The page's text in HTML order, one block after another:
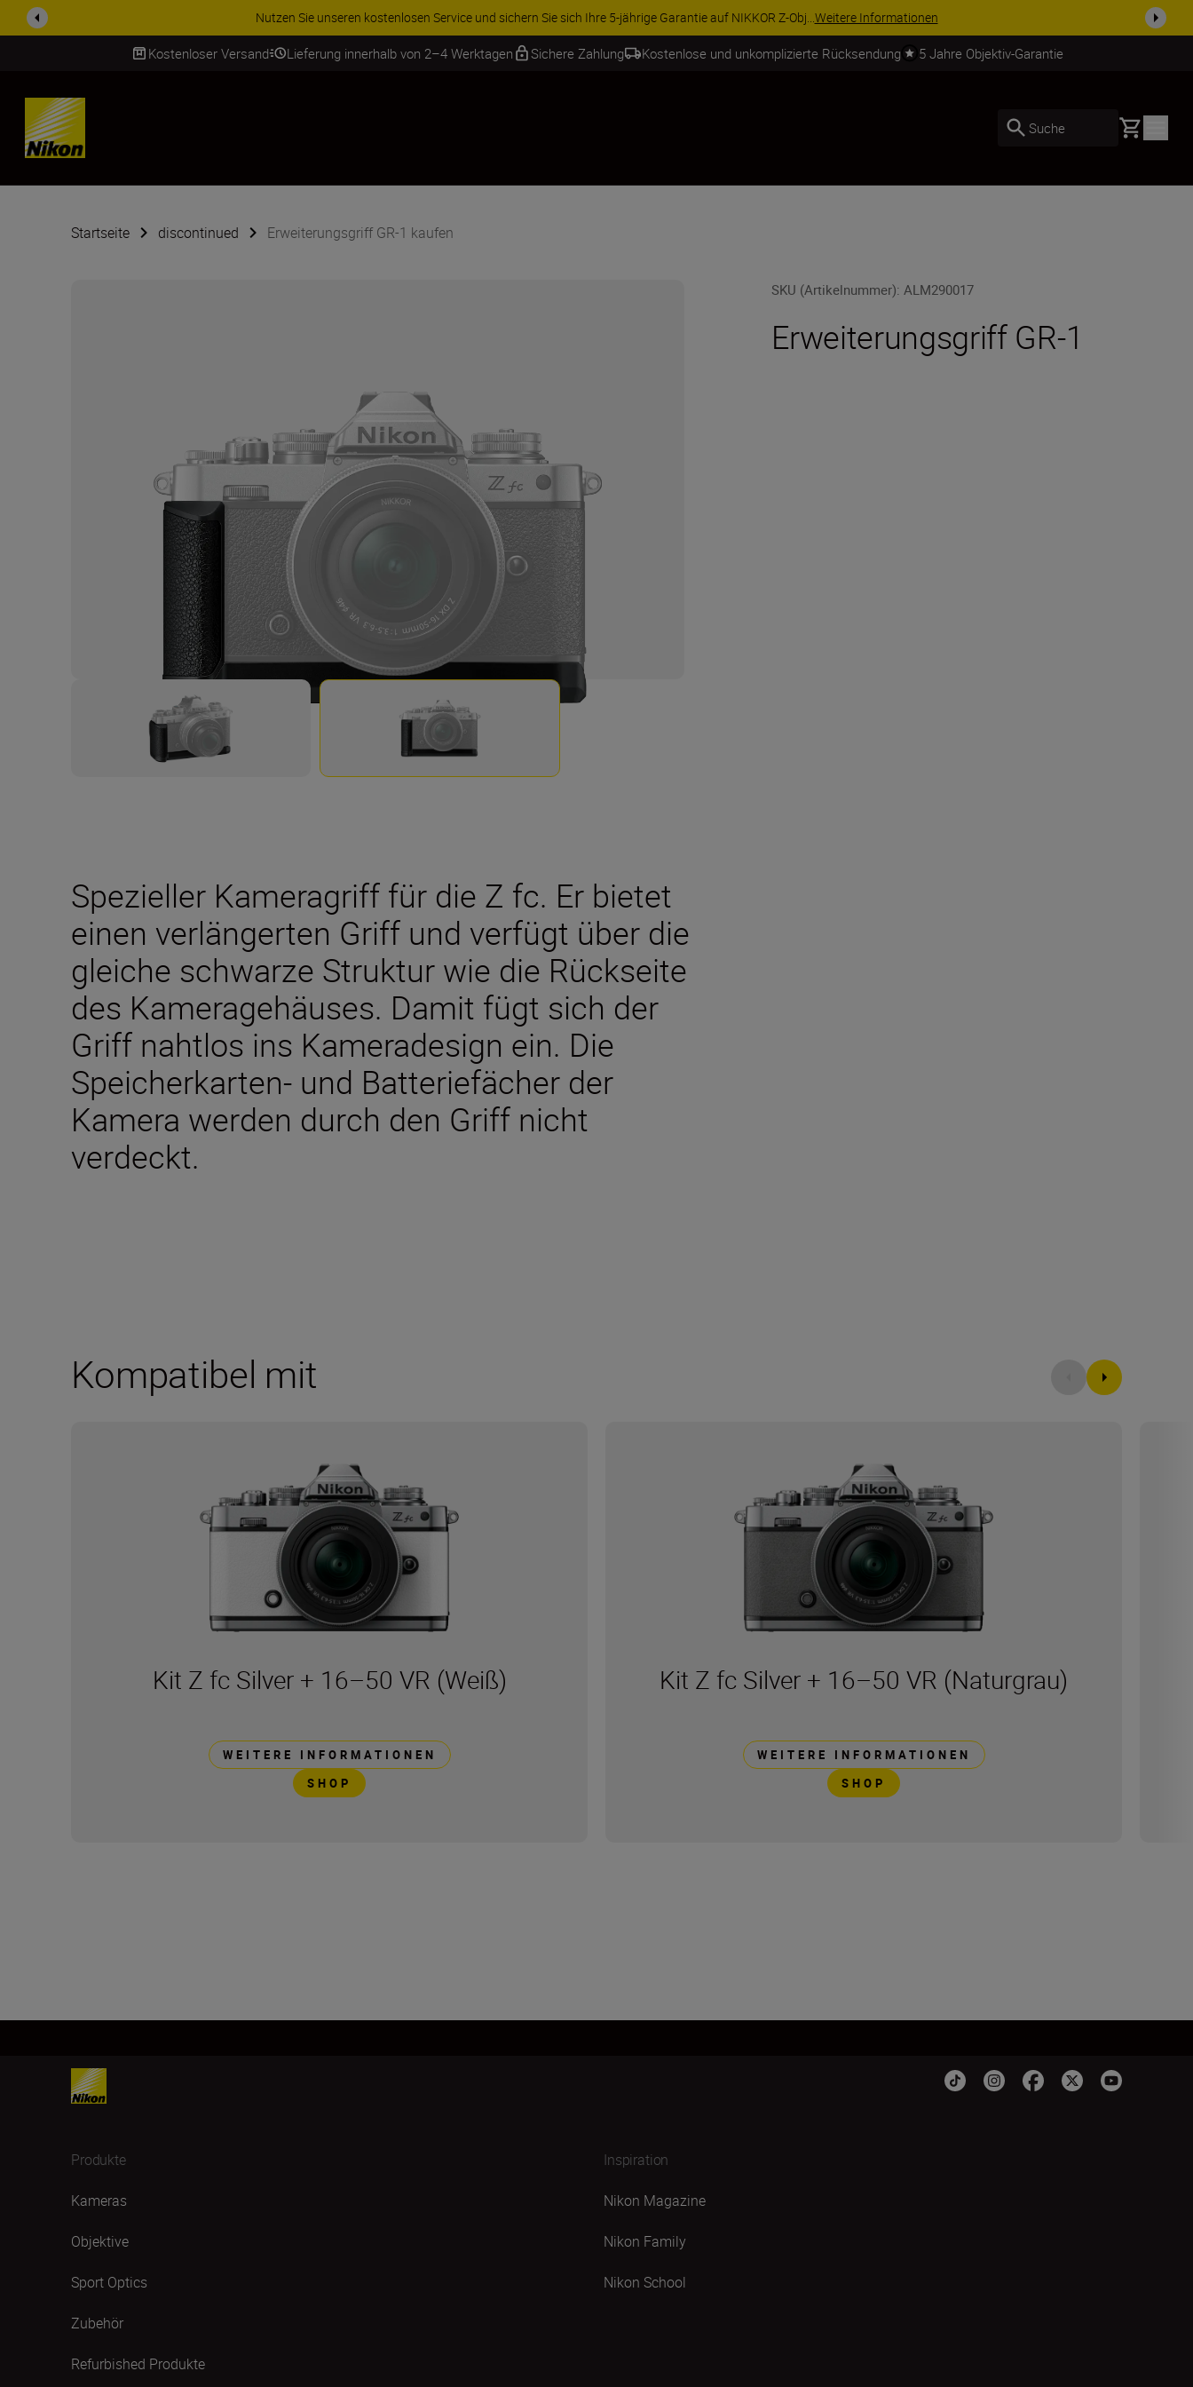
Service und sichern Sie sich Ihre 5-jährige Garantie auf NIKKOR Z-Obj...Weitere Informationen ZUBEHÖR IM ANGEBOT | Sparen Sie
Kostenloser Versand Lieferung innerhalb von 2–4 Werktagen Sichere Zahlung Kostenlose und unkomplizierte Rücksendung 5 Jahre Objektiv-Garantie
SKIP
Suche Basket
Startseite discontinued Erweiterungsgriff GR-1 kaufen
SKU (Artikelnummer):ALM290017
Erweiterungsgriff GR-1
Spezieller Kameragriff für die Z fc. Er bietet
einen verlängerten Griff und verfügt über die
gleiche schwarze Struktur wie die Rückseite
des Kameragehäuses. Damit fügt sich der
Griff nahtlos ins Kameradesign ein. Die
Speicherkarten- und Batteriefächer der
Kamera werden durch den Griff nicht
verdeckt.
Kompatibel mit
Kit Z fc Silver + 16–50 VR (Weiß)
WEITERE INFORMATIONEN
SHOP
Kit Z fc Silver + 16–50 VR (Naturgrau)
WEITERE INFORMATIONEN
SHOP
Produkte
Kameras
Objektive
Sport Optics
Zubehör
Refurbished Produkte
Inspiration
Nikon Magazine
Nikon Family
Nikon School